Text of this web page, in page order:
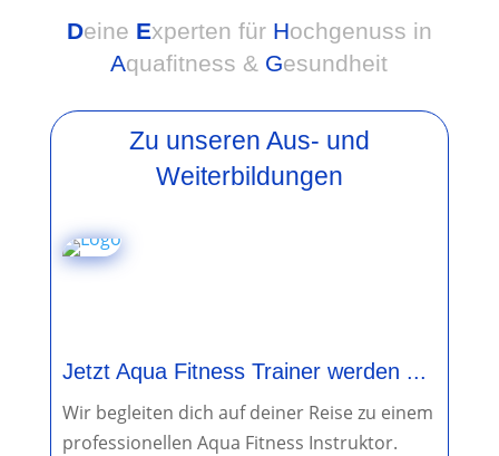
Deine Experten für Hochgenuss in
Aquafitness & Gesundheit
Zu unseren Aus- und
Weiterbildungen
Jetzt Aqua Fitness Trainer werden ...
Wir begleiten dich auf deiner Reise zu einem
professionellen Aqua Fitness Instruktor.